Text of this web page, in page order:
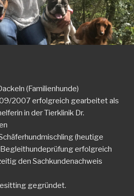
(Familienhunde)
2007 erfolgreich gearbeitet als
in der Tierklinik Dr.
(heutige
erfolgreich
den Sachkundenachweis
gegründet.